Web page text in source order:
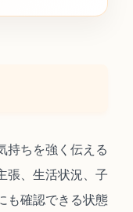
持ちを強く伝える
張、生活状況、子
も確認できる状態